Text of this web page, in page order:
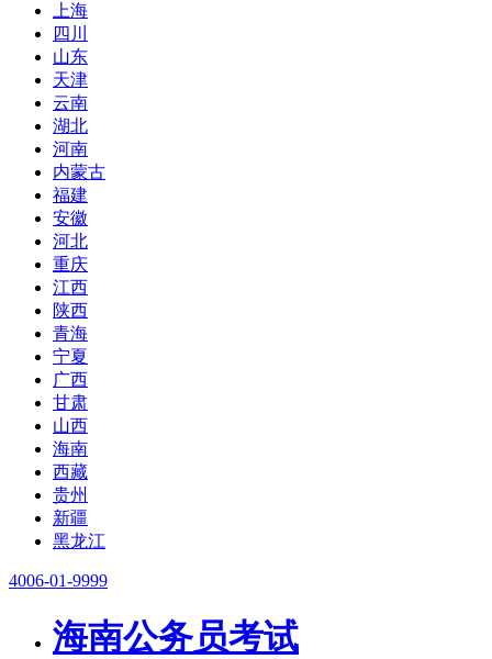
上海
四川
山东
天津
云南
湖北
河南
内蒙古
福建
安徽
河北
重庆
江西
陕西
青海
宁夏
广西
甘肃
山西
海南
西藏
贵州
新疆
黑龙江
4006-01-9999
海南公务员考试